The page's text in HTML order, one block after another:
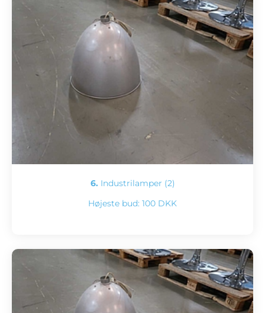
6. Industrilamper (2)
Højeste bud: 100 DKK